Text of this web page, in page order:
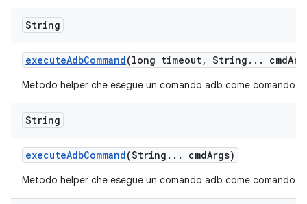
String
executeAdbCommand(long timeout, String . . . cmd
Metodo helper che esegue un comando adb come comando
String
executeAdbCommand(String . . . cmdArgs)
Metodo helper che esegue un comando adb come comando